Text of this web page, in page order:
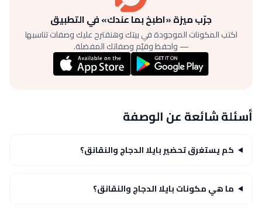
جرّب ميزة «اطبخ بما عندك» في التطبيق
اكتب المكونات الموجودة في بيتك وهنقترح عليك وصفات تناسبها
— واحفظ وقيّم وصفاتك المفضلة.
أسئلة شائعة عن الوصفة
كم يستغرق تحضير بايلا الدجاج والنقانق؟
ما هي مكونات بايلا الدجاج والنقانق؟